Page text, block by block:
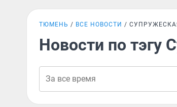
ТЮМЕНЬ ВСЕ НОВОСТИ
Новости по тэгу